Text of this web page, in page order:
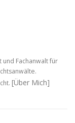
und Fachanwalt für
[Über Mich]